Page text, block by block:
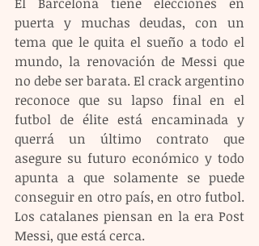
puerta y muchas deudas, con un
tema que le quita el sueño a todo el
mundo, la renovación de Messi que
no debe ser barata. El crack argentino
reconoce que su lapso final en el
futbol de élite está encaminada y
querrá un último contrato que
asegure su futuro económico y todo
apunta a que solamente se puede
conseguir en otro país, en otro futbol.
Los catalanes piensan en la era Post
Messi, que está cerca.